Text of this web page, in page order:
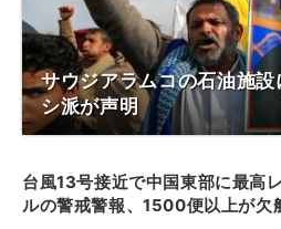
サウジアラムコの石油施
シ派が声明
台風13号接近で中国東部に最高
ルの警戒警報、1500便以上が欠